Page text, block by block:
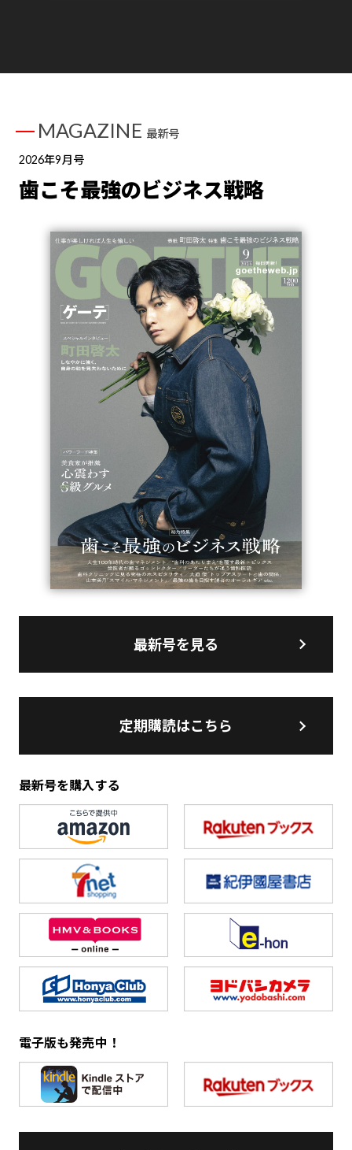
MAGAZINE 最新号
2026年9月号
歯こそ最強のビジネス戦略
最新号を見る
定期購読はこちら
最新号を購入する
電子版も発売中！